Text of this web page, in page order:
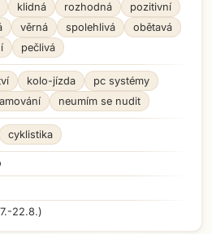
klidná rozhodná
pozitivní
věrná spolehlivá
obětavá
pečlivá
kolo-jízda
pc systémy
neumím se nudit
cyklistika
22.8.)